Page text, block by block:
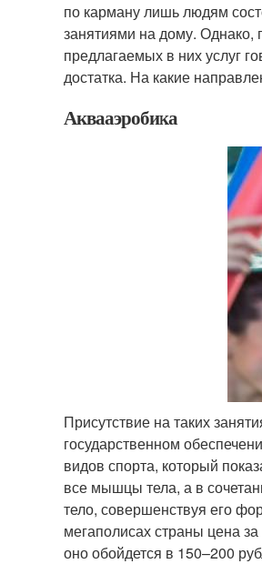
по карману лишь людям
занятиями на дому. Однако,
предлагаемых в них услуг
достатка. На какие
Аквааэробика
Присутствие на таких
государственном
видов спорта, который
все мышцы тела, а в
тело, совершенствуя его
мегаполисах страны цена
оно обойдется в 150–200